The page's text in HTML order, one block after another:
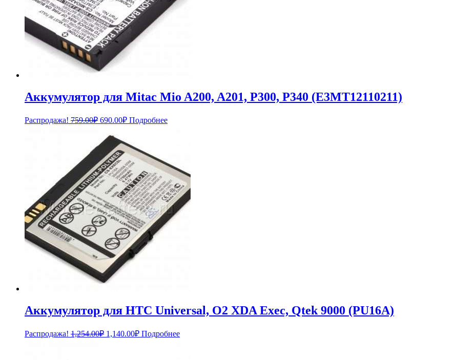
Аккумулятор для Mitac Mio A200, A201, P300, P340 (E3MT12110211)
Распродажа! 759.00₽ Первоначальная
составляла
759.00₽.
690.00₽Текущая
цена:
Подробнее
Аккумулятор для HTC Universal, O2 XDA Exec, Qtek 9000 (PU16A)
Распродажа! 1,254.00₽ Первоначальная
1,140.00₽Текущая
цена:
Подробнее